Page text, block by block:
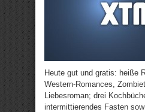
Heute gut und gratis: heiße
Western-Romances,
Liebesroman; drei
intermittierendes Fasten